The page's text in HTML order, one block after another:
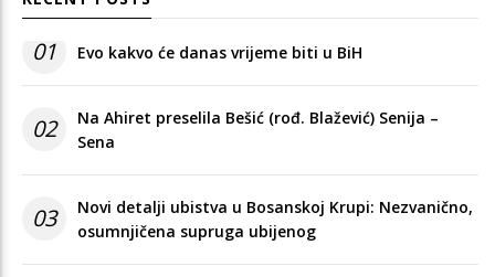
01 Evo kakvo će danas vrijeme biti u BiH
02
Na Ahiret preselila Bešić (rođ. Blažević) Senija –
Sena
03
Novi detalji ubistva u Bosanskoj Krupi: Nezvanično,
osumnjičena supruga ubijenog